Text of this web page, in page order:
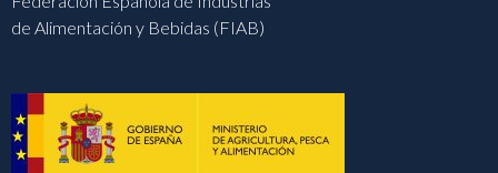
de Alimentación y Bebidas (FIAB)